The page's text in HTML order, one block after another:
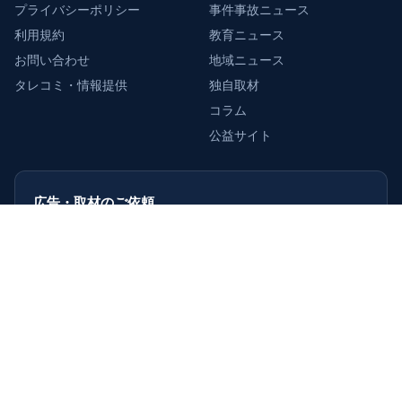
プライバシーポリシー
利用規約
お問い合わせ
タレコミ・情報提供
事件事故ニュース
教育ニュース
地域ニュース
独自取材
コラム
公益サイト
広告・取材のご依頼